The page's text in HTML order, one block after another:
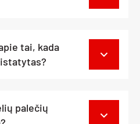
tai, kada
palečių